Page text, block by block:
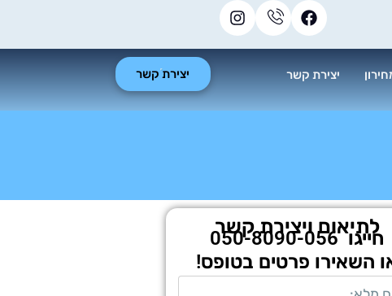
יצירת קשר יצירת קשר
לתיאום ויצירת קשר
חייגו050-8090-056
השאירו פרטים בטופס!